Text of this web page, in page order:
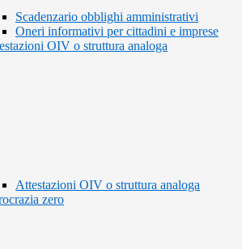
Scadenzario obblighi amministrativi
Oneri informativi per cittadini e imprese
OIV o struttura analoga
Attestazioni OIV o struttura analoga
zero